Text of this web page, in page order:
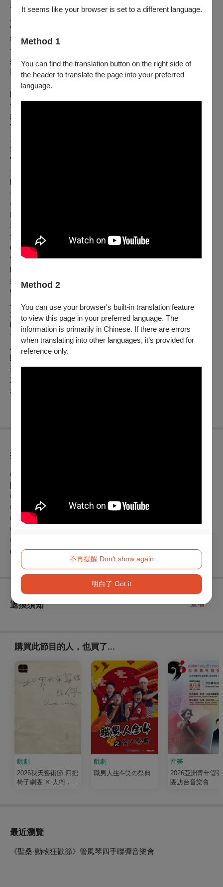
It seems like your browser is set to a different language.
Method 1
You can find the translation button on the right side of
the header to translate the page into your preferred
language.
Method 2
You can use your browser's built-in translation feature
to view this page in your preferred language. The
information is primarily in Chinese. If there are errors
when translating into other languages, it’s provided for
reference only.
不再提醒 Don't show again
明白了 Got it
琴的手鍵盤清晰的表現出來，巧妙交替，深具魅力。雖是深受
管風琴模仿獅王降臨、優美的大提琴天鵝、愉悅的化石……
等，宣告狂歡節的喧嘩將喚醒屏東演藝廳管風琴的生命。
音樂、舞蹈、視覺燈光，交互對話呈現，將帶給觀眾更豐富的
想像，並開啟聽眾們深度的視覺與聽覺感受。
歡迎3歲以上大小朋友蒞臨欣賞！
＊表演者介紹：
l 管風琴
青年鋼琴家林家綺，旅俄六年、畢業於國立莫斯科柴可夫斯基
紀念音樂學院(Moscow Conservatory named after P. I.
Tchaikovsky) ，取得鋼琴演奏碩士。師從國際柴可夫斯基鋼琴
大賽銅牌得主暨俄羅斯榮譽藝術家Irina Plotnikova教授及Sofia
Shvets。鋼琴合作藝術師從Maria Mikhailova，室內樂師從
Vitaly Yunitskiy。現以獨奏家及鋼琴合作家的身分活躍於舞
台。
l 管風琴
畢業於台北市立中正高中音樂班、台北市立師範學院音樂教育
學系理論作曲組、並獲美國克里夫蘭音樂院（Cleveland
Institute of Music and Case Western Reserve University）鋼
琴演奏碩士，在研究所期間副修管風琴，並任職於Louis
Stokes Cleveland Department of Veterans Affairs Medical
Center, Cleveland, Ohio 之教堂管風琴師，現為南京東路禮拜
堂管風琴師。
l 舞蹈
致力於舞蹈領域至今已二十年，投入舞蹈編創、演出與教學，
數次獲邀為不同舞團、劇團、國高中舞蹈班編創，擔任舞蹈講
座講師，亦主持「顯微鏡下的個體」舞蹈工作坊，教學對象多
元。
l 藝術總監/林文琪
會幕音樂家聯盟音樂總監，專精於跨界音樂作品製作、音樂學
及鋼琴演奏。曾任台北基督書院音樂系主任，現任大學講師、
財團法人卓越藝術傳播基金會董事、古典音樂協會理事。
指導單位：文化部
主辦單位
承辦單位
折扣方案
◎身心障礙人士及陪同者1名購票5折優待，入場時應出示身心
◎
◎
屏東縣民/工作者購票享8折（入場時請務必攜帶身份證)。
◎
學生購票享8折（入場時請務必攜帶學生證)。
◎
◎
(折扣優惠限擇一使用，恕不重複優惠)
退換須知 查看
購買此節目的人，也買了...
戲劇
2026秋天藝術節 四把
椅子劇團 ✕ 大衛．吉
戲劇
職男人生4-笑の祭典
音樂
2026亞洲青年管
團訪台音樂會
最近瀏覽
《聖桑-動物狂歡節》管風琴四手聯彈音樂會